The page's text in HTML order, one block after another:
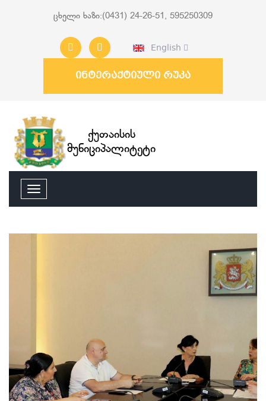
ცხელი ხაზი:(0431) 24-26-51, 595250309
English
ინტერაქტიული რუკა
ქუთაისის
მუნიციპალიტეტი